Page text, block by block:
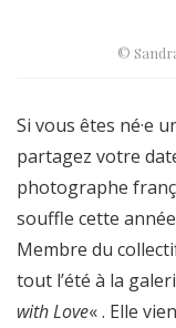
©
Si vous êtes né·e
partagez votre
photographe
souffle cette
Membre du
tout l’été à la
with Love« . Elle